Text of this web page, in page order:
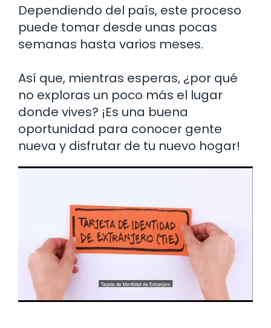
Dependiendo del país, este proceso
puede tomar desde unas pocas
semanas hasta varios meses.
Así que, mientras esperas, ¿por qué
no exploras un poco más el lugar
donde vives? ¡Es una buena
oportunidad para conocer gente
nueva y disfrutar de tu nuevo hogar!